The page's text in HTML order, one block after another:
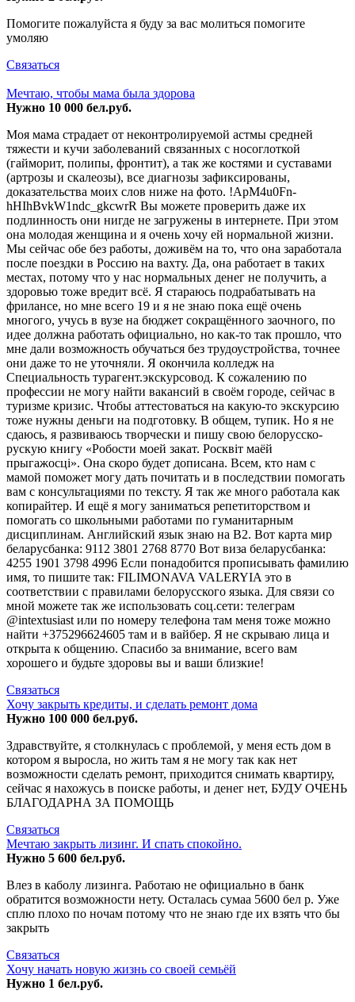
Помогите пожалуйста я буду за вас молиться помогите
умоляю
Связаться
Мечтаю, чтобы мама была здорова
Нужно 10 000 бел.руб.
Моя мама страдает от неконтролируемой астмы средней
тяжести и кучи заболеваний связанных с носоглоткой
(гайморит, полипы, фронтит), а так же костями и суставами
(артрозы и скалеозы), все диагнозы зафиксированы,
доказательства моих слов ниже на фото. !ApM4u0Fn-
hHIhBvkW1ndc_gkcwrR Вы можете проверить даже их
подлинность они нигде не загружены в интернете. При этом
она молодая женщина и я очень хочу ей нормальной жизни.
Мы сейчас обе без работы, доживём на то, что она заработала
после поездки в Россию на вахту. Да, она работает в таких
местах, потому что у нас нормальных денег не получить, а
здоровью тоже вредит всё. Я стараюсь подрабатывать на
фрилансе, но мне всего 19 и я не знаю пока ещё очень
многого, учусь в вузе на бюджет сокращённого заочного, по
идее должна работать официально, но как-то так прошло, что
мне дали возможность обучаться без трудоустройства, точнее
они даже то не уточняли. Я окончила колледж на
Специальность турагент.экскурсовод. К сожалению по
профессии не могу найти вакансий в своём городе, сейчас в
туризме кризис. Чтобы аттестоваться на какую-то экскурсию
тоже нужны деньги на подготовку. В общем, тупик. Но я не
сдаюсь, я развиваюсь творчески и пишу свою белорусско-
рускую книгу «Робости моей закат. Росквіт маёй
прыгажосці». Она скоро будет дописана. Всем, кто нам с
мамой поможет могу дать почитать и в последствии помогать
вам с консультациями по тексту. Я так же много работала как
копирайтер. И ещё я могу заниматься репетиторством и
помогать со школьными работами по гуманитарным
дисциплинам. Английский язык знаю на B2. Вот карта мир
беларусбанка: 9112 3801 2768 8770 Вот виза беларусбанка:
4255 1901 3798 4996 Если понадобится прописывать фамилию
имя, то пишите так: FILIMONAVA VALERYIA это в
соответствии с правилами белорусского языка. Для связи со
мной можете так же использовать соц.сети: телеграм
@intextusiast или по номеру телефона там меня тоже можно
найти +375296624605 там и в вайбер. Я не скрываю лица и
открыта к общению. Спасибо за внимание, всего вам
хорошего и будьте здоровы вы и ваши близкие!
Связаться
Хочу закрыть кредиты, и сделать ремонт дома
Нужно 100 000 бел.руб.
Здравствуйте, я столкнулась с проблемой, у меня есть дом в
котором я выросла, но жить там я не могу так как нет
возможности сделать ремонт, приходится снимать квартиру,
сейчас я нахожусь в поиске работы, и денег нет, БУДУ ОЧЕНЬ
БЛАГОДАРНА ЗА ПОМОЩЬ
Связаться
Мечтаю закрыть лизинг. И спать спокойно.
Нужно 5 600 бел.руб.
Влез в каболу лизинга. Работаю не официально в банк
обратится возможности нету. Осталась сумаа 5600 бел р. Уже
сплю плохо по ночам потому что не знаю где их взять что бы
закрыть
Связаться
Хочу начать новую жизнь со своей семьёй
Нужно 1 бел.руб.